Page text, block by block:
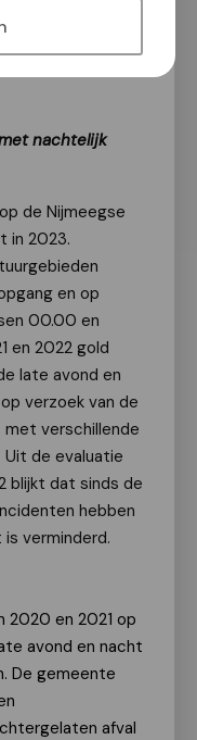
nachtelijk
de Nijmeegse
in 2023.
en op
00.00 en
en 2022 gold
late avond en
verzoek van de
verschillende
de evaluatie
blijkt dat sinds de
hebben
verminderd.
2020 en 2021 op
avond en nacht
De gemeente
afval